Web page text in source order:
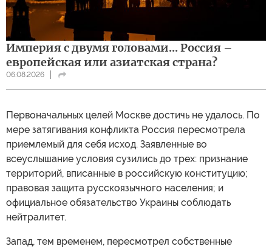
Империя с двумя головами... Россия –
европейская или азиатская страна?
06.08.2026
Первоначальных целей Москве достичь не удалось. По
мере затягивания конфликта Россия пересмотрела
приемлемый для себя исход. Заявленные во
всеуслышание условия сузились до трех: признание
территорий, вписанные в российскую конституцию;
правовая защита русскоязычного населения; и
официальное обязательство Украины соблюдать
нейтралитет.
Запад, тем временем, пересмотрел собственные